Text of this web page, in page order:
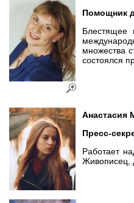
Помощник
Блестящее
множества
состоялся
Анастасия
Пресс-
Работает
Живописец,